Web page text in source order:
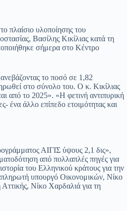
πλαίσιο υλοποίησης του
Βασίλης Κικίλιας κατά τη
σήμερα στο Κέντρο
το ποσό σε 1,82
στο σύνολο του. Ο κ. Κικίλιας
από το 2025». «Η φετινή αντιπυρική
ένα άλλο επίπεδο ετοιμότητας και
ΑΙΓΙΣ ύψους 2,1 δις»,
από πολλαπλές πηγές για
του Ελληνικού κράτους για την
υπουργό Οικονομικών, Νίκο
Νίκο Χαρδαλιά για τη